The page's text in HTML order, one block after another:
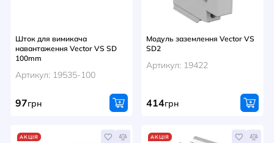
Шток для вимикача
навантаження Vector VS SD
100mm
Артикул: 19535-100
97грн
Модуль заземлення Vector VS
SD2
Артикул: 19422
414грн
АКЦІЯ АКЦІЯ